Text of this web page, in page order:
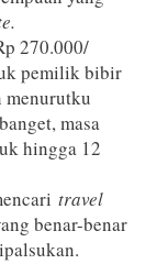
270.000/
pemilik bibir
menurutku
masa
hingga 12
travel
benar-benar